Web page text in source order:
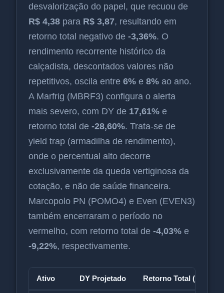
desvalorização do papel, que recuou de
R$ 4,38 para R$ 3,87, resultando em
retorno total negativo de -3,36%. O
rendimento recorrente histórico da
calçadista, descontados valores não
repetitivos, oscila entre 6% e 8% ao ano.
A Marfrig (MBRF3) configura o alerta
mais severo, com DY de 17,61% e
retorno total de -28,60%. Trata-se de
yield trap (armadilha de rendimento),
onde o percentual alto decorre
exclusivamente da queda vertiginosa da
cotação, e não de saúde financeira.
Marcopolo PN (POMO4) e Even (EVEN3)
também encerraram o período no
vermelho, com retorno total de -4,03% e
-9,22%, respectivamente.
Ativo DY Projetado Retorno Total (12m)